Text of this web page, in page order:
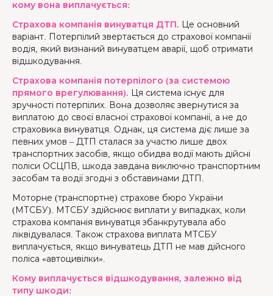
кому вона виплачується:
Страхова компанія винуватця ДТП. Це основний
варіант. Потерпілий звертається до страхової компанії
водія, який визнаний винуватцем аварії, щоб отримати
відшкодування.
Страхова компанія потерпілого (за системою
прямого врегулювання). Ця система існує для
зручності потерпілих. Вона дозволяє звернутися за
виплатою до своєї власної страхової компанії, а не до
страховика винуватця. Однак, ця система діє лише за
певних умов – ДТП сталася за участю лише двох
транспортних засобів, якщо обидва водії мають дійсні
поліси ОСЦПВ, шкода завдана виключно транспортним
засобам та водії згодні з обставинами ДТП.
Моторне (транспортне) страхове бюро України
(МТСБУ). МТСБУ здійснює виплати у випадках, коли
страхова компанія винуватця збанкрутувала або
ліквідувалася. Також страхова виплата МТСБУ
виплачується, якщо винуватець ДТП не мав дійсного
поліса «автоцивілки».
Кому виплачується відшкодування, залежно від
типу шкоди: